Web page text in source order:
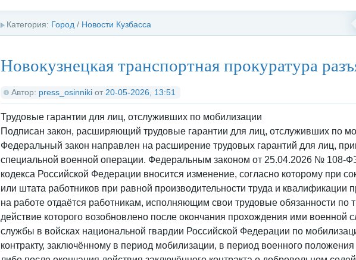
Категория: Город / Новости Кузбасса
Новокузнецкая транспортная прокуратура
Автор: press_osinniki от 20-05-2026, 13:51
Трудовые гарантии для лиц, отслуживших по мобилизации
Подписан закон, расширяющий трудовые гарантии для лиц, отслуживших по
Федеральный закон направлен на расширение трудовых гарантий для лиц,
специальной военной операции. Федеральным законом от 25.04.2026 № 108-
кодекса Российской Федерации вносится изменение, согласно которому при
или штата работников при равной производительности труда и квалификации
на работе отдаётся работникам, исполняющим свои трудовые обязанности по
действие которого возобновлено после окончания прохождения ими военной
службы в войсках национальной гвардии Российской Федерации по
контракту, заключённому в период мобилизации, в период военного